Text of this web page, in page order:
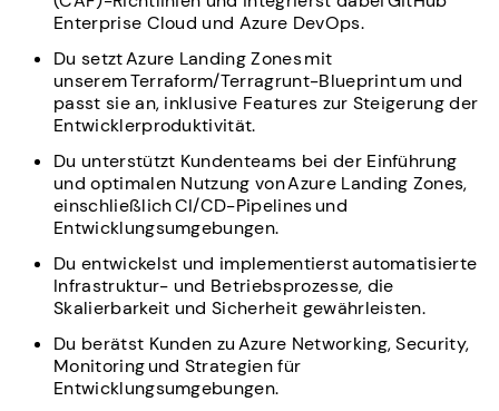
Enterprise Cloud und Azure DevOps.
Du setzt Azure Landing Zones mit
unserem Terraform/Terragrunt-Blueprint um und
passt sie an, inklusive Features zur Steigerung der
Entwicklerproduktivität.
Du unterstützt Kundenteams bei der Einführung
und optimalen Nutzung von Azure Landing Zones,
einschließlich CI/CD-Pipelines und
Entwicklungsumgebungen.
Du entwickelst und implementierst automatisierte
Infrastruktur- und Betriebsprozesse, die
Skalierbarkeit und Sicherheit gewährleisten.
Du berätst Kunden zu Azure Networking, Security,
Monitoring und Strategien für
Entwicklungsumgebungen.